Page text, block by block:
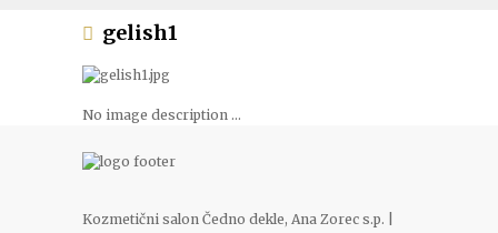
gelish1
No image description ...
Kozmetični salon Čedno dekle, Ana Zorec s.p. |